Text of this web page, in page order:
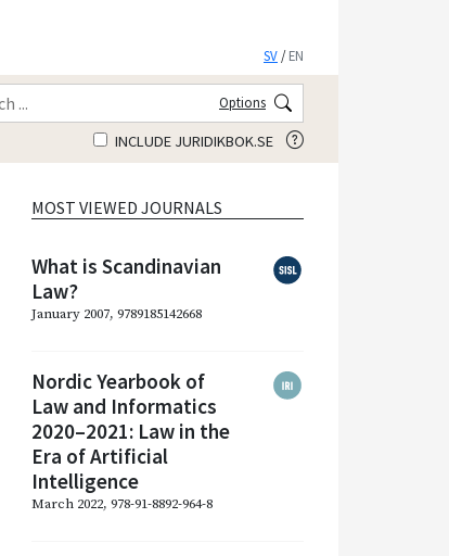
SV /EN
Options
INCLUDE JURIDIKBOK.SE
MOST VIEWED JOURNALS
What is Scandinavian
Law?
January 2007, 9789185142668
Nordic Yearbook of
Law and Informatics
2020–2021: Law in the
Era of Artificial
Intelligence
March 2022, 978-91-8892-964-8